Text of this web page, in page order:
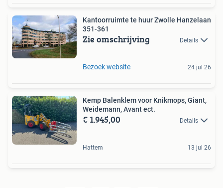
Kantoorruimte te huur Zwolle Hanzelaan
351-361
Zie omschrijving Details
Bezoek website 24 jul 26
Kemp Balenklem voor Knikmops, Giant,
Weidemann, Avant ect.
€ 1.945,00 Details
Hattem 13 jul 26